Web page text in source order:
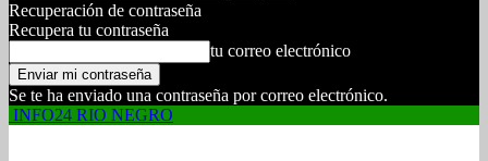
Recuperación de contraseña
Recupera tu contraseña
tu correo electrónico
Se te ha enviado una contraseña por correo electrónico.
INFO24 RIO NEGRO